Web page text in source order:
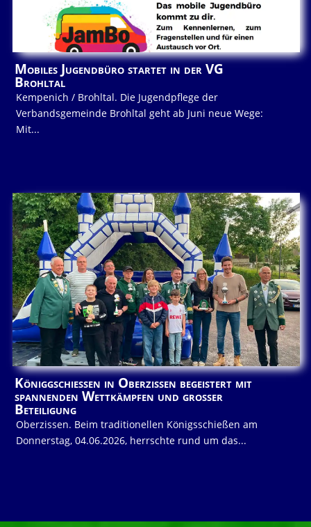
Mobiles Jugendbüro startet in der VG
Brohltal
Kempenich / Brohltal. Die Jugendpflege der
Verbandsgemeinde Brohltal geht ab Juni neue Wege:
Mit...
Königgschießen in Oberzissen begeistert mit
spannenden Wettkämpfen und großer
Beteiligung
Oberzissen. Beim traditionellen Königsschießen am
Donnerstag, 04.06.2026, herrschte rund um das...